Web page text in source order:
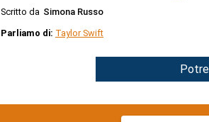
Scritto da Simona Russo
Parliamo di: Taylor Swift